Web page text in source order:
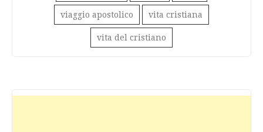
viaggio apostolico vita cristiana
vita del cristiano